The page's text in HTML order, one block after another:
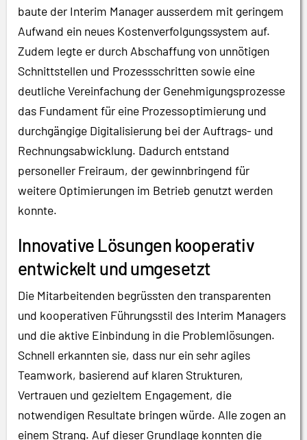
baute der Interim Manager ausserdem mit geringem
Aufwand ein neues Kostenverfolgungssystem auf.
Zudem legte er durch Abschaffung von unnötigen
Schnittstellen und Prozessschritten sowie eine
deutliche Vereinfachung der Genehmigungsprozesse
das Fundament für eine Prozessoptimierung und
durchgängige Digitalisierung bei der Auftrags- und
Rechnungsabwicklung. Dadurch entstand
personeller Freiraum, der gewinnbringend für
weitere Optimierungen im Betrieb genutzt werden
konnte.
Innovative Lösungen kooperativ
entwickelt und umgesetzt
Die Mitarbeitenden begrüssten den transparenten
und kooperativen Führungsstil des Interim Managers
und die aktive Einbindung in die Problemlösungen.
Schnell erkannten sie, dass nur ein sehr agiles
Teamwork, basierend auf klaren Strukturen,
Vertrauen und gezieltem Engagement, die
notwendigen Resultate bringen würde. Alle zogen an
einem Strang. Auf dieser Grundlage konnten die